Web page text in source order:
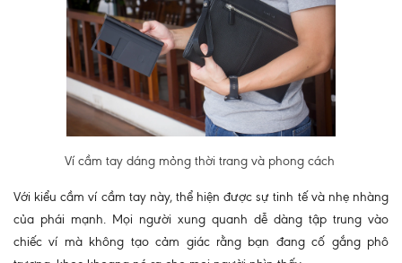
Ví cầm tay dáng mỏng thời trang và phong cách
Với kiểu cầm ví cầm tay này, thể hiện được sự tinh tế và nhẹ nhàng
của phái mạnh. Mọi người xung quanh dễ dàng tập trung vào
chiếc ví mà không tạo cảm giác rằng bạn đang cố gắng phô